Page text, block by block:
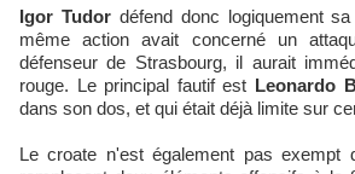
Igor Tudordéfend donc logiquement
même action avait concerné un
défenseur de Strasbourg, il aurait
rouge. Le principal fautif est Leonardo
dans son dos, et qui était déjà limite sur
Le croate n'est également pas exempt